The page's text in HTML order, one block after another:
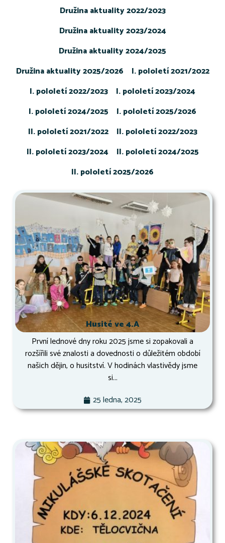
Družina aktuality 2022/2023
Družina aktuality 2023/2024
Družina aktuality 2024/2025
Družina aktuality 2025/2026
I. pololetí 2021/2022
I. pololetí 2022/2023
I. pololetí 2023/2024
I. pololetí 2024/2025
I. pololetí 2025/2026
II. pololetí 2021/2022
II. pololetí 2022/2023
II. pololetí 2023/2024
II. pololetí 2024/2025
II. pololetí 2025/2026
Husité ve 4.A
První lednové dny roku 2025 jsme si zopakovali a
rozšířili své znalosti a dovednosti o důležitém období
našich dějin, o husitství. V hodinách vlastivědy jsme
si...
25 ledna, 2025